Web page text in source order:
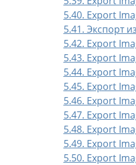
5.40. Export
5.41. Экспорт
5.42. Export
5.43. Export
5.44. Export
5.45. Export
5.46. Export
5.47. Export
5.48. Export
5.49. Export
5.50. Export